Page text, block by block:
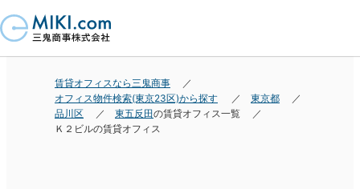
賃貸オフィスなら三鬼商事
オフィス物件検索(東京23区)から探す
東京都
品川区
東五反田の賃貸オフィス一覧
Ｋ２ビルの賃貸オフィス